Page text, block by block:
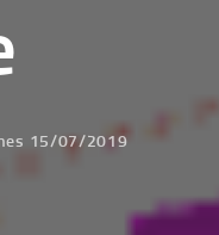
15/07/2019